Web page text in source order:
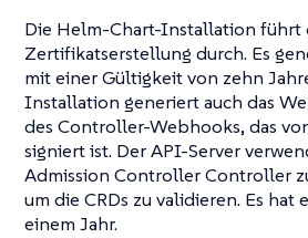
Die Helm-Chart-Installation führt
Zertifikatserstellung durch. Es
mit einer Gültigkeit von zehn
Installation generiert auch das
des Controller-Webhooks, das
signiert ist. Der API-Server
Admission Controller Controller
um die CRDs zu validieren. Es hat
einem Jahr.